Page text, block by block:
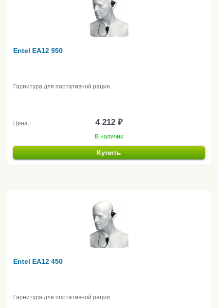
Entel EA12 950
Гарнитура для портативной рации
Цена: 4 212 ₽
В наличии
Купить
Entel EA12 450
Гарнитура для портативной рации